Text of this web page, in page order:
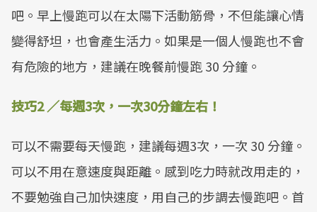
吧。早上慢跑可以在太陽下活動筋骨，不但能讓心情
變得舒坦，也會產生活力。如果是一個人慢跑也不會
有危險的地方，建議在晚餐前慢跑 30 分鐘。
技巧2 ／每週3次，一次30分鐘左右！
可以不需要每天慢跑，建議每週3次，一次 30 分鐘。
可以不用在意速度與距離。感到吃力時就改用走的，
不要勉強自己加快速度，用自己的步調去慢跑吧。首